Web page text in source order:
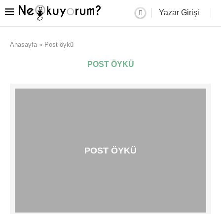
Yazar Girişi
Anasayfa » Post öykü
POST ÖYKÜ
POST ÖYKÜ